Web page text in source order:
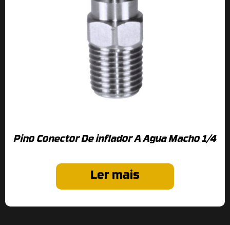
Pino Conector De inflador A Agua Macho 1/4
Ler mais